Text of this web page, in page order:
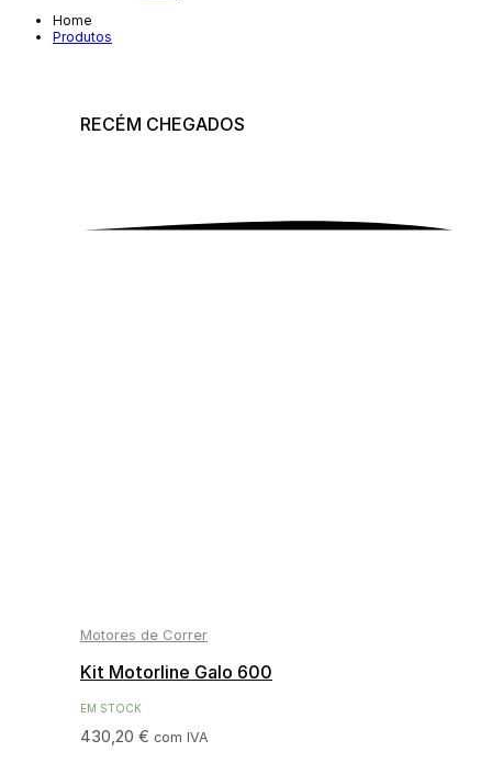
Home
Produtos
RECÉM CHEGADOS
Motores de Correr
Kit Motorline Galo 600
EM STOCK
430,20 € com IVA